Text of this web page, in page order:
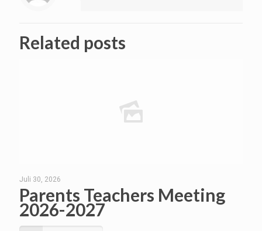
Related posts
Juli 30, 2026
Parents Teachers Meeting
2026-2027